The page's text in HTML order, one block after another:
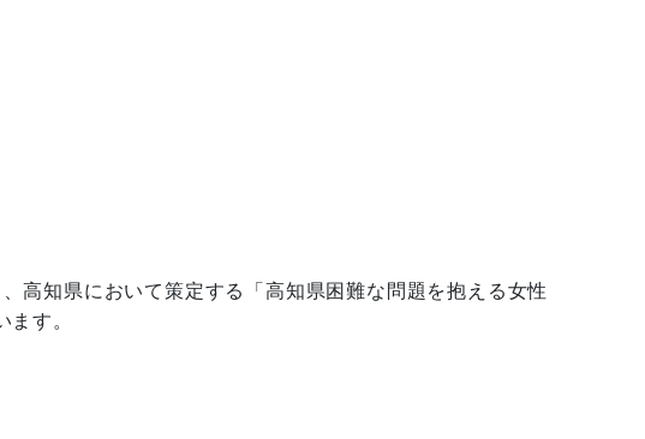
高知県において策定する「高知県困難な問題を抱える女性
す。